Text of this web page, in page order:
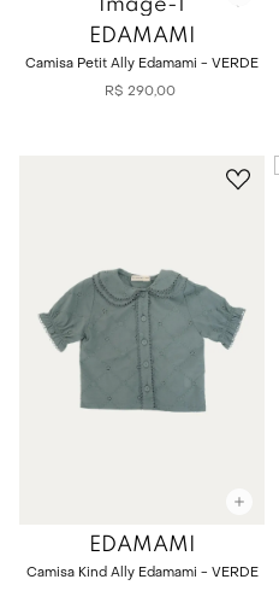
EDAMAMI
Camisa Petit Ally Edamami - VERDE
R$ 290,00
EDAMAMI
Camisa Kind Ally Edamami - VERDE